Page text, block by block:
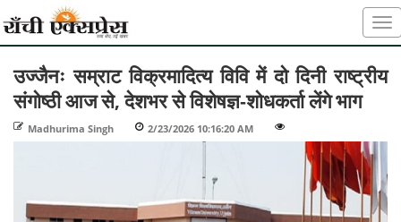
उज्जैनः सम्राट विक्रमादित्य विवि में दो दिनी राष्ट्रीय
संगोष्ठी आज से, देशभर से विशेषज्ञ-शोधकर्ता लेंगे भाग
Madhurima Singh 2/23/2026 10:16:20 AM